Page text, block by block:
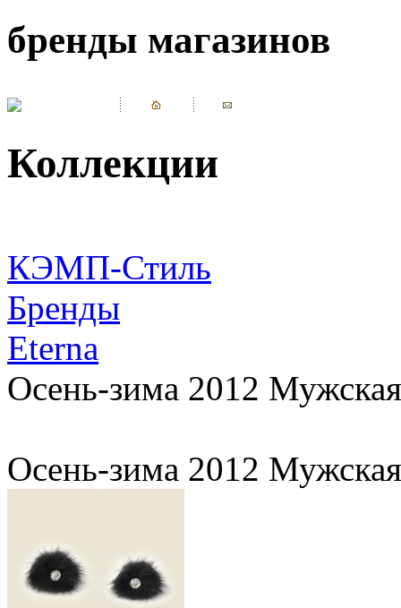
бренды магазинов
Коллекции
КЭМП-Стиль
Бренды
Eterna
Осень-зима 2012
Осень-зима 2012